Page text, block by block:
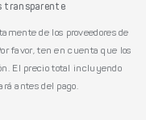
transparente
de los proveedores de
favor, ten en cuenta que los
El precio total incluyendo
antes del pago.